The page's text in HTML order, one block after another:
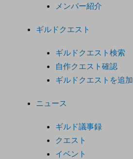
メンバー紹介
ギルドクエスト
ギルドクエスト検索
自作クエスト確認
ギルドクエストを追加
ニュース
ギルド議事録
クエスト
イベント